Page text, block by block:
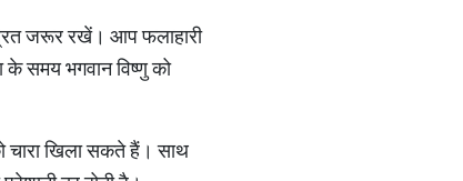
जरूर रखें। आप फलाहारी
के समय भगवान विष्णु को
चारा खिला सकते हैं। साथ